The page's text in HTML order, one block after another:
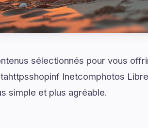
sélectionnés pour vous
Inetcomphotos
simple et plus agréable.